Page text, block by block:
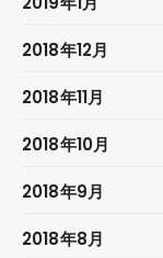
2018年12月
2018年11月
2018年10月
2018年9月
2018年8月